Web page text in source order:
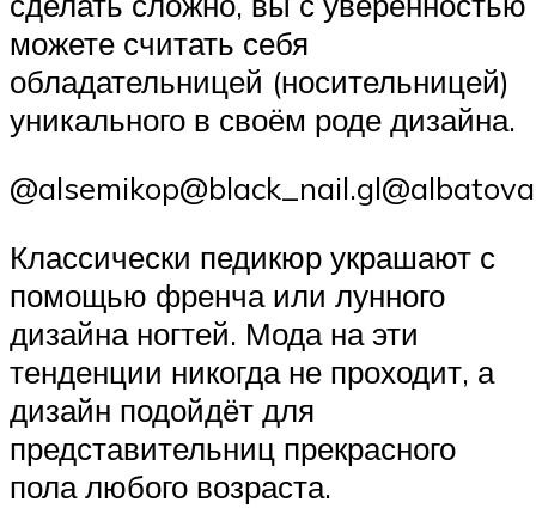
можете считать себя
обладательницей (носительницей)
уникального в своём роде дизайна.
Классически педикюр украшают с
помощью френча или лунного
дизайна ногтей. Мода на эти
тенденции никогда не проходит, а
дизайн подойдёт для
представительниц прекрасного
пола любого возраста.